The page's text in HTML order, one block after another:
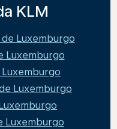
KLM
Luxemburgo
Luxemburgo
Luxemburgo
Luxemburgo